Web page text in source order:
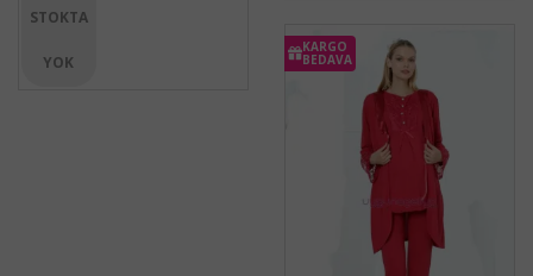
STOKTA
YOK
KARGO
BEDAVA